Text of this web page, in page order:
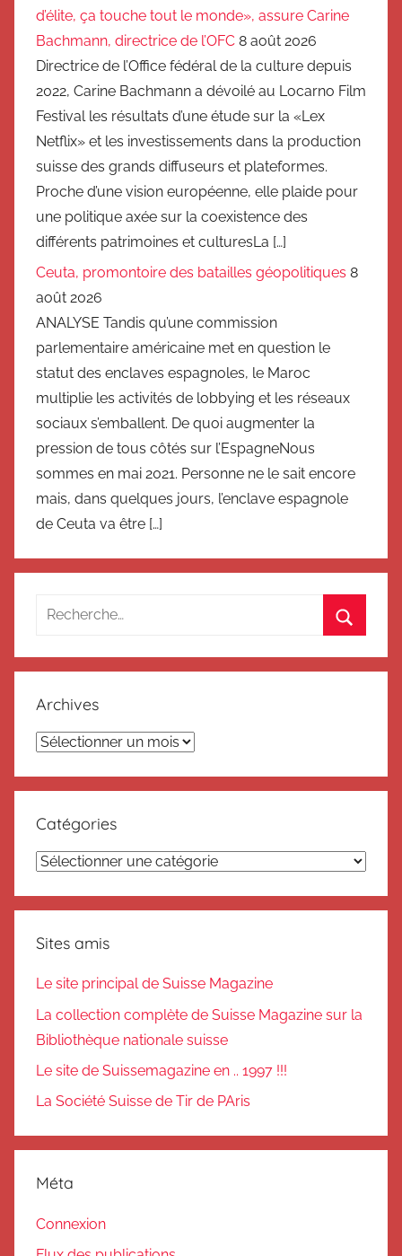
d’élite, ça touche tout le monde», assure Carine
Bachmann, directrice de l’OFC 8 août 2026
Directrice de l’Office fédéral de la culture depuis
2022, Carine Bachmann a dévoilé au Locarno Film
Festival les résultats d’une étude sur la «Lex
Netflix» et les investissements dans la production
suisse des grands diffuseurs et plateformes.
Proche d’une vision européenne, elle plaide pour
une politique axée sur la coexistence des
différents patrimoines et culturesLa […]
Ceuta, promontoire des batailles géopolitiques 8
août 2026
ANALYSE Tandis qu’une commission
parlementaire américaine met en question le
statut des enclaves espagnoles, le Maroc
multiplie les activités de lobbying et les réseaux
sociaux s’emballent. De quoi augmenter la
pression de tous côtés sur l’EspagneNous
sommes en mai 2021. Personne ne le sait encore
mais, dans quelques jours, l’enclave espagnole
de Ceuta va être […]
Recherche
:
Archives
Archives
Catégories
Catégories
Sites amis
Le site principal de Suisse Magazine
La collection complète de Suisse Magazine sur la
Bibliothèque nationale suisse
Le site de Suissemagazine en .. 1997 !!!
La Société Suisse de Tir de PAris
Méta
Connexion